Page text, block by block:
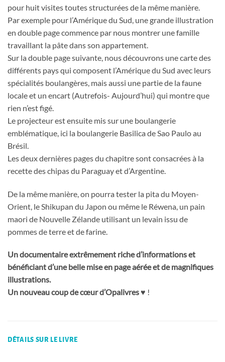
pour huit visites toutes structurées de la même manière.
Par exemple pour l’Amérique du Sud, une grande illustration
en double page commence par nous montrer une famille
travaillant la pâte dans son appartement.
Sur la double page suivante, nous découvrons une carte des
différents pays qui composent l’Amérique du Sud avec leurs
spécialités boulangères, mais aussi une partie de la faune
locale et un encart (Autrefois- Aujourd’hui) qui montre que
rien n’est figé.
Le projecteur est ensuite mis sur une boulangerie
emblématique, ici la boulangerie Basilica de Sao Paulo au
Brésil.
Les deux dernières pages du chapitre sont consacrées à la
recette des chipas du Paraguay et d’Argentine.
De la même manière, on pourra tester la pita du Moyen-
Orient, le Shikupan du Japon ou même le Réwena, un pain
maori de Nouvelle Zélande utilisant un levain issu de
pommes de terre et de farine.
Un documentaire extrêmement riche d’informations et
bénéficiant d’une belle mise en page aérée et de magnifiques
illustrations.
Un nouveau coup de cœur d’Opalivres ♥ !
DÉTAILS SUR LE LIVRE